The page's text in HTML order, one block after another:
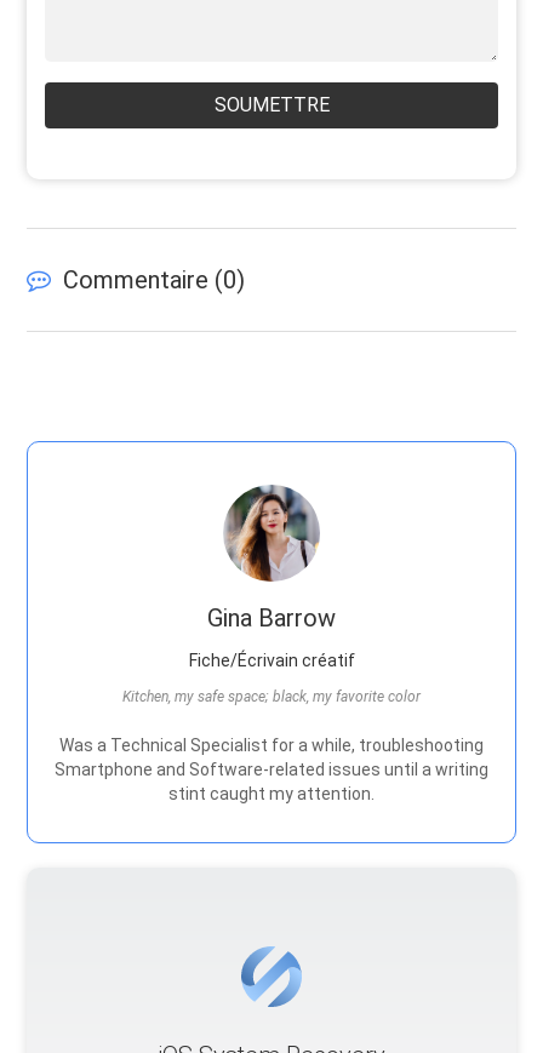
SOUMETTRE
Commentaire (0)
Gina Barrow
Fiche/Écrivain créatif
Kitchen, my safe space; black, my favorite color
Was a Technical Specialist for a while, troubleshooting
Smartphone and Software-related issues until a writing
stint caught my attention.